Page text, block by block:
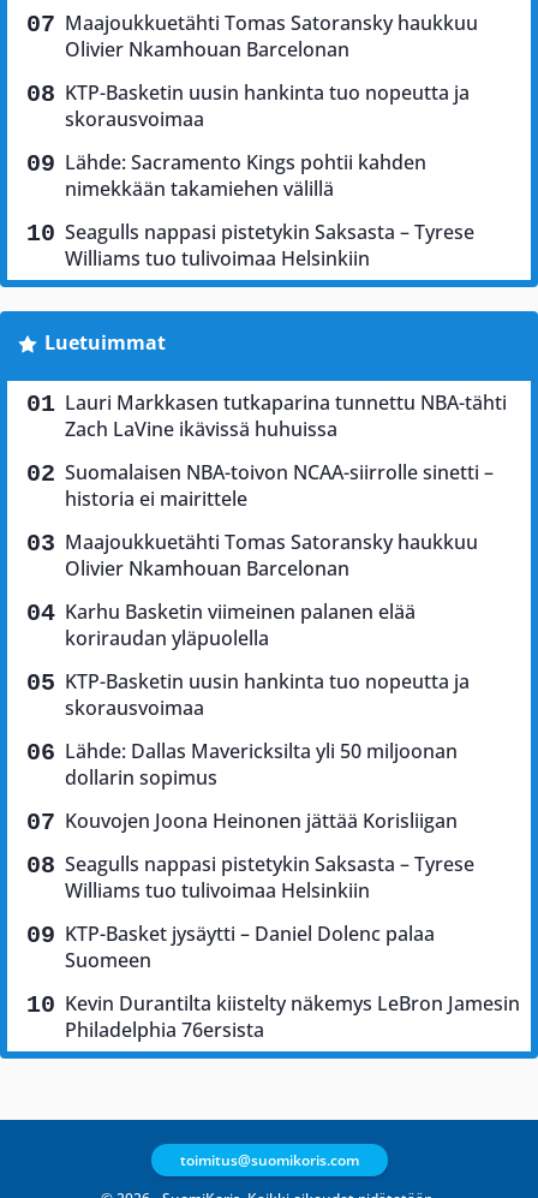
Maajoukkuetähti Tomas Satoransky haukkuu
Olivier Nkamhouan Barcelonan
KTP-Basketin uusin hankinta tuo nopeutta ja
skorausvoimaa
Lähde: Sacramento Kings pohtii kahden
nimekkään takamiehen välillä
Seagulls nappasi pistetykin Saksasta – Tyrese
Williams tuo tulivoimaa Helsinkiin
Luetuimmat
Lauri Markkasen tutkaparina tunnettu NBA-tähti
Zach LaVine ikävissä huhuissa
Suomalaisen NBA-toivon NCAA-siirrolle sinetti –
historia ei mairittele
Maajoukkuetähti Tomas Satoransky haukkuu
Olivier Nkamhouan Barcelonan
Karhu Basketin viimeinen palanen elää
koriraudan yläpuolella
KTP-Basketin uusin hankinta tuo nopeutta ja
skorausvoimaa
Lähde: Dallas Mavericksilta yli 50 miljoonan
dollarin sopimus
Kouvojen Joona Heinonen jättää Korisliigan
Seagulls nappasi pistetykin Saksasta – Tyrese
Williams tuo tulivoimaa Helsinkiin
KTP-Basket jysäytti – Daniel Dolenc palaa
Suomeen
Kevin Durantilta kiistelty näkemys LeBron Jamesin
Philadelphia 76ersista
toimitus@suomikoris.com